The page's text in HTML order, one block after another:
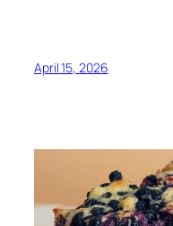
April 15, 2026